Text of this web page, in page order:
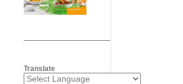
Translate